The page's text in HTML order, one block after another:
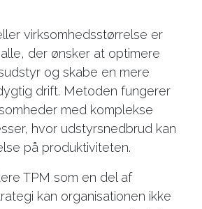
virksomhedsstørrelse er
der ønsker at optimere
og skabe en mere
drift. Metoden fungerer
med komplekse
hvor udstyrsnedbrud kan
på produktiviteten.
TPM som en del af
kan organisationen ikke